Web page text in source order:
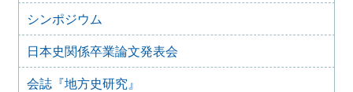
「改正博物館法に関するアンケート調査」結果の公開につ
いて
2023年1月26日
シンポジウム
日本史関係卒業論文発表会
会誌『地方史研究』